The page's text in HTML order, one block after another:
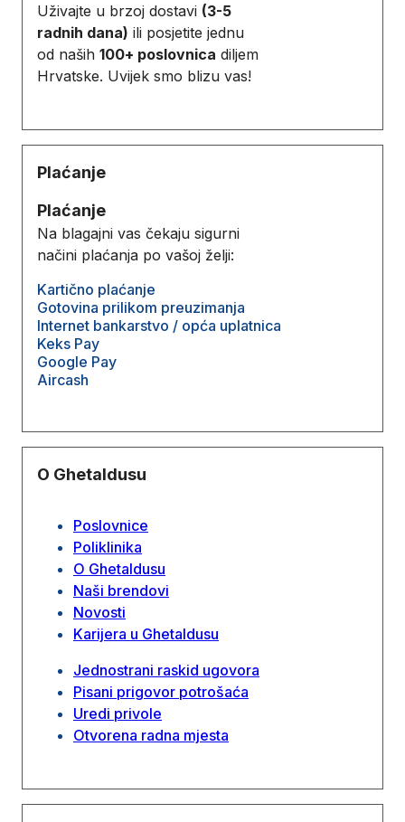
Uživajte u brzoj dostavi (3-5
radnih dana) ili posjetite jednu
od naših 100+ poslovnica diljem
Hrvatske. Uvijek smo blizu vas!
Plaćanje
Plaćanje
Na blagajni vas čekaju sigurni
načini plaćanja po vašoj želji:
Kartično plaćanje
Gotovina prilikom preuzimanja
Internet bankarstvo / opća uplatnica
Keks Pay
Google Pay
Aircash
O Ghetaldusu
Poslovnice
Poliklinika
O Ghetaldusu
Naši brendovi
Novosti
Karijera u Ghetaldusu
Jednostrani raskid ugovora
Pisani prigovor potrošaća
Uredi privole
Otvorena radna mjesta